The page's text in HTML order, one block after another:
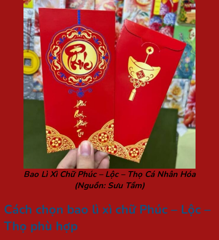
Bao Lì Xì Chữ Phúc – Lộc – Thọ Cá Nhân Hóa
(Nguồn: Sưu Tầm)
Cách chọn bao lì xì chữ Phúc – Lộc –
Thọ phù hợp